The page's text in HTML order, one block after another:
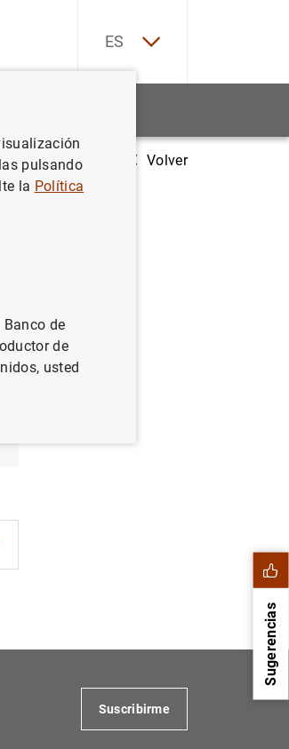
ES
se consolida con una participación de 1.830
Volver
Sugerencias
Suscribirme
pulsando
la Política
de
de
usted